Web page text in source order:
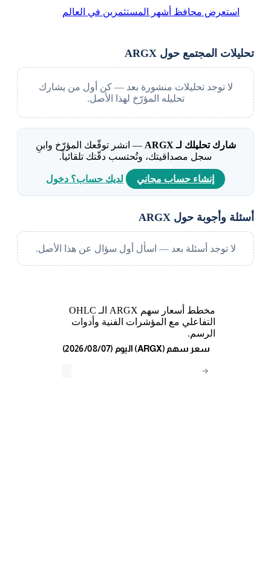
استعرض محافظ أشهر المستثمرين في العالم
تحليلات المجتمع حول ARGX
لا توجد تحليلات منشورة بعد — كن أول من يشارك
تحليله المؤرّخ لهذا الأصل.
شارك تحليلك لـ ARGX
— انشر توقّعك المؤرّخ وابنِ
سجل مصداقيتك، وتُحتسب دقّتك تلقائياً.
إنشاء حساب مجاني لديك حساب؟ دخول
أسئلة وأجوبة حول ARGX
لا توجد أسئلة بعد — اسأل أول سؤال عن هذا الأصل.
مخطط أسعار سهم ARGX الـ OHLC
التفاعلي مع المؤشرات الفنية وأدوات
الرسم.
→
(2026/08/07) اليوم (ARGX) سعر سهم